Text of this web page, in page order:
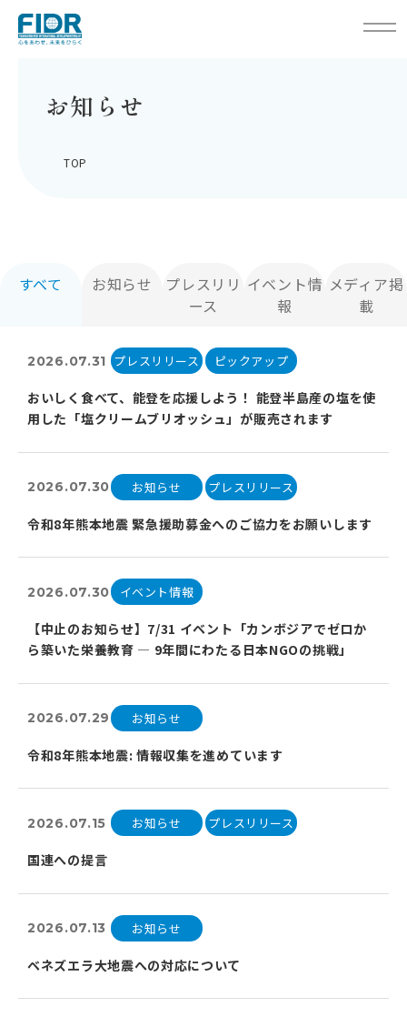
お知らせ
TOP
すべて お知らせ
プレスリリ
ース
イベント情
報
メディア掲
載
2026.07.31 プレスリリース ピックアップ
おいしく食べて、能登を応援しよう！ 能登半島産の塩を使
用した「塩クリームブリオッシュ」が販売されます
2026.07.30 お知らせ プレスリリース
令和8年熊本地震 緊急援助募金へのご協力をお願いします
2026.07.30 イベント情報
【中止のお知らせ】7/31 イベント「カンボジアでゼロか
ら築いた栄養教育 ― 9年間にわたる日本NGOの挑戦」
2026.07.29 お知らせ
令和8年熊本地震: 情報収集を進めています
2026.07.15 お知らせ プレスリリース
国連への提言
2026.07.13 お知らせ
ベネズエラ大地震への対応について